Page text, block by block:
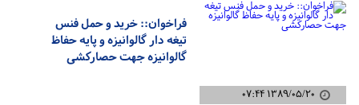
۱۳۸۹/۰۵/۲۰ ۰۷:۴۴
فراخوان:: خرید و حمل فنس
تیغه دار گالوانیزه و پایه حفاظ
گالوانیزه جهت حصارکشی